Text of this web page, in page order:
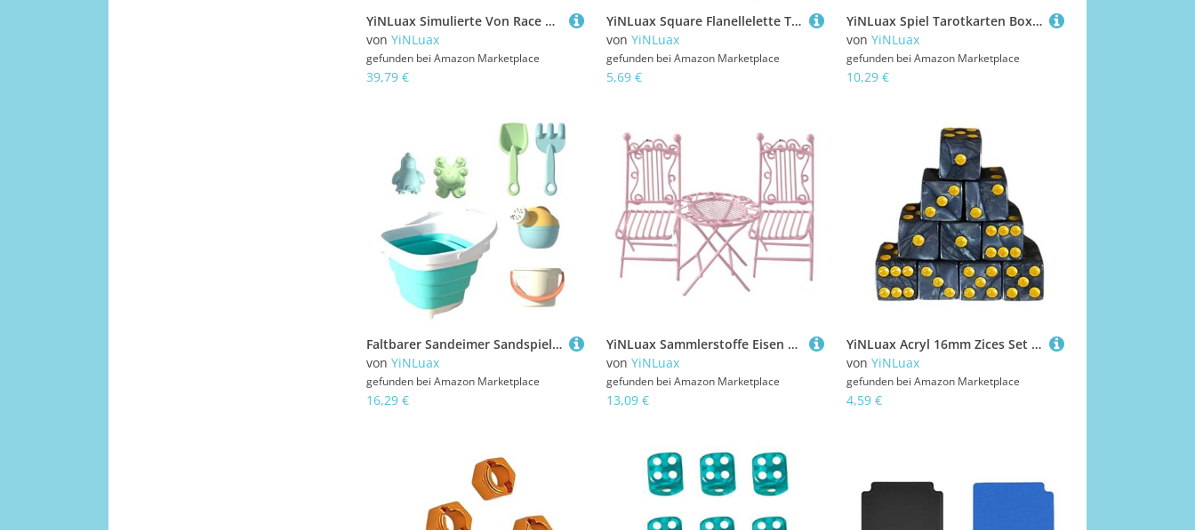
YiNLuax Simulierte Von Race Cars Game Musical Lenkräder Spielzeug Interaktive Rennwagen Mit Musik Und Lichtern Dauerhafter Musikalischer Lenkräder
von YiNLuax
gefunden bei Amazon Marketplace
39,79 €
YiNLuax Square Flanellelette Tarots Stoff Brettspielpad Astrologische Orakling Abdeckungskarte Matte Göttliche Tischdecke Gottesmat Tarot Karten Tuch Zum Lesen
von YiNLuax
gefunden bei Amazon Marketplace
5,69 €
YiNLuax Spiel Tarotkarten Box Storage Box Holz Tarotkarten Aufbewahrungsbehälter Für Glücksbekenntnis Hexen Holzfall Mehrzweckhalter
von YiNLuax
gefunden bei Amazon Marketplace
10,29 €
Faltbarer Sandeimer Sandspielzeug Mit Schaufel Und Wassertöpfen Sandburgen Für Kinder Strand Wasserspiel Aktivität Faltbarer Strandschale Für Kinder
von YiNLuax
gefunden bei Amazon Marketplace
16,29 €
YiNLuax Sammlerstoffe Eisen Terrasse Mit Tisch Und 2 Stuhl Für 1/12 Dollhouses Möbel Gartenszene Arrangement Requisiten Dollhouses Accessoires
von YiNLuax
gefunden bei Amazon Marketplace
13,09 €
YiNLuax Acryl 16mm Zices Set Farbenfrohe Sechsseitige Würfel Würfel Mit Punktspielen Square Block Kinder Mathematikunterricht Bildungsspielzeug Sechside Set
von YiNLuax
gefunden bei Amazon Marketplace
4,59 €